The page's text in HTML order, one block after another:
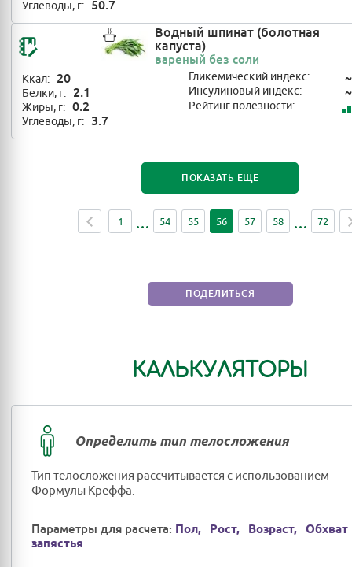
Углеводы, г: 50.7
Водный шпинат (болотная
капуста)
вареный без соли
Ккал: 20
Белки, г: 2.1
Жиры, г: 0.2
Углеводы, г: 3.7
Гликемический индекс: ~
Инсулиновый индекс: ~
Рейтинг полезности:
ПОКАЗАТЬ ЕЩЕ
1 54 55 56 57 58 72
ПОДЕЛИТЬСЯ
КАЛЬКУЛЯТОРЫ
Определить тип телосложения
Тип телосложения рассчитывается с использованием
Формулы Креффа.
Параметры для расчета: Пол, Рост, Возраст,
Обхват
запястья